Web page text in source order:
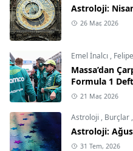
Astroloji:
26 Mar, 2026
Emel İnalcı ,
Massa’dan
Formula 1
21 Mar, 2026
Astroloji , Burçlar ,
Astroloji:
31 Tem, 2026